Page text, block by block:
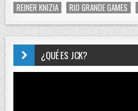
REINER KNIZIA
RIO GRANDE GAMES
¿QUÉ ES JCK?